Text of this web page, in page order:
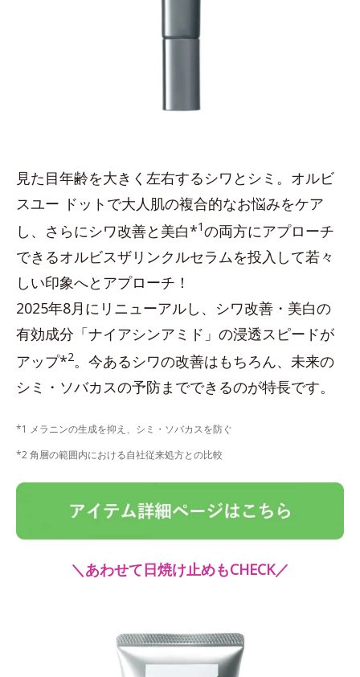
見た目年齢を大きく左右するシワとシミ。オルビ
スユー ドットで大人肌の複合的なお悩みをケア
し、さらにシワ改善と美白*1の両方にアプローチ
できるオルビスザリンクルセラムを投入して若々
しい印象へとアプローチ！
2025年8月にリニューアルし、シワ改善・美白の
有効成分「ナイアシンアミド」の浸透スピードが
アップ*2。今あるシワの改善はもちろん、未来の
シミ・ソバカスの予防までできるのが特長です。
*1 メラニンの生成を抑え、シミ・ソバカスを防ぐ
*2 角層の範囲内における自社従来処方との比較
＼あわせて日焼け止めもCHECK／